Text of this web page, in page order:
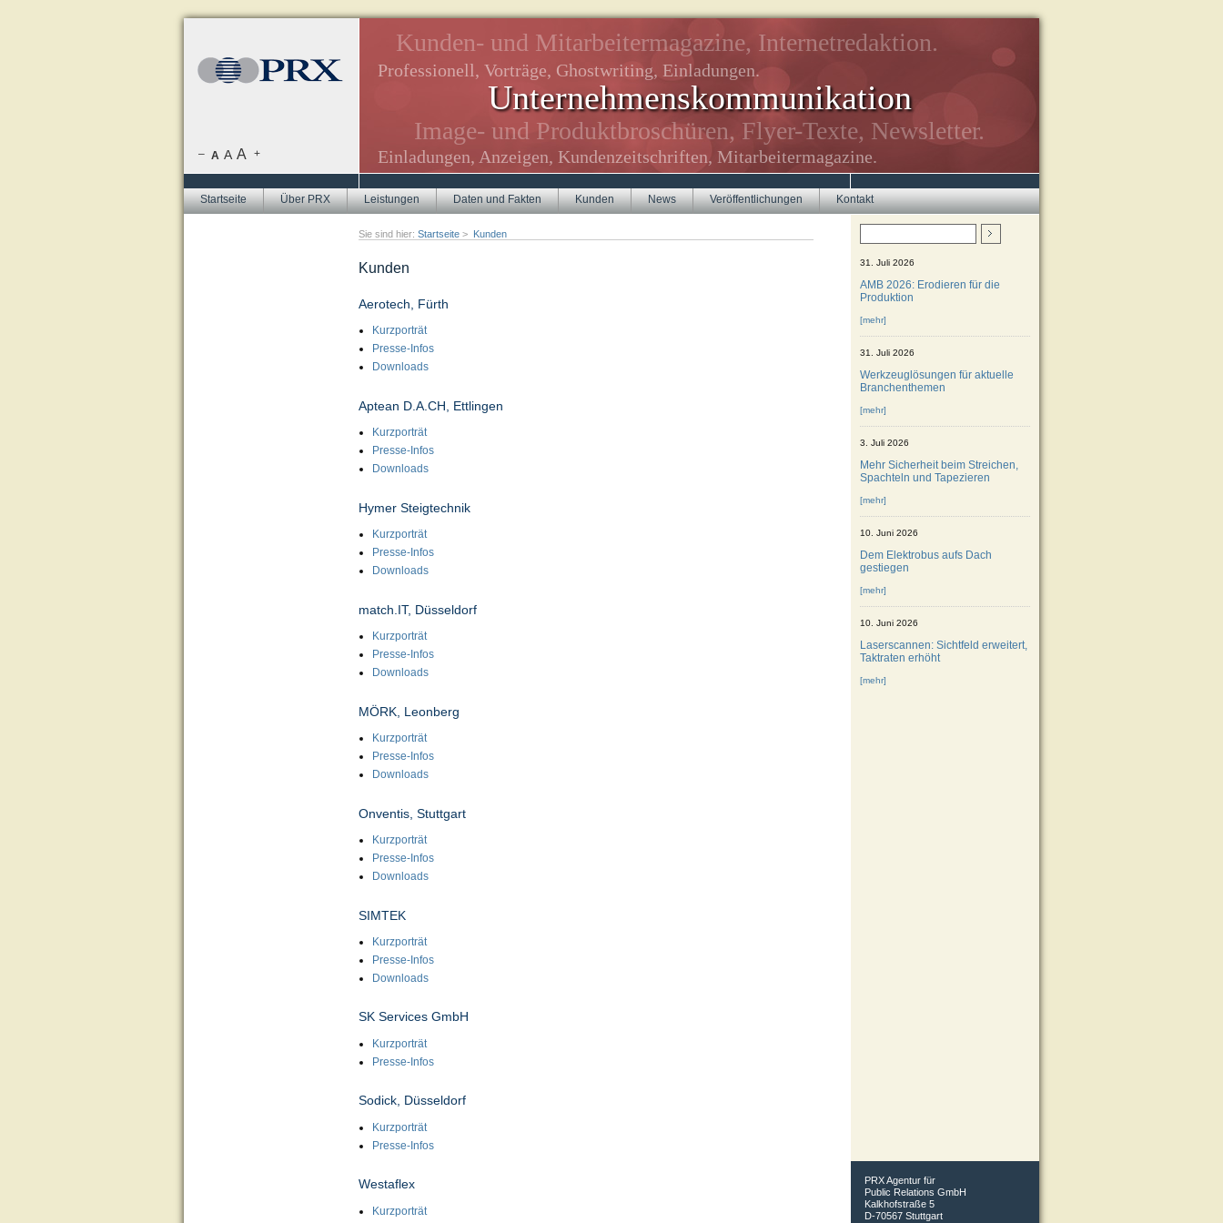
Startseite Über PRX Leistungen Daten und Fakten Kunden News Veröffentlichungen Kontakt
Sie sind hier: Startseite > Kunden
Kunden
Aerotech, Fürth
Kurzporträt
Presse-Infos
Downloads
Aptean D.A.CH, Ettlingen
Kurzporträt
Presse-Infos
Downloads
Hymer Steigtechnik
Kurzporträt
Presse-Infos
Downloads
match.IT, Düsseldorf
Kurzporträt
Presse-Infos
Downloads
MÖRK, Leonberg
Kurzporträt
Presse-Infos
Downloads
Onventis, Stuttgart
Kurzporträt
Presse-Infos
Downloads
SIMTEK
Kurzporträt
Presse-Infos
Downloads
SK Services GmbH
Kurzporträt
Presse-Infos
Sodick, Düsseldorf
Kurzporträt
Presse-Infos
Westaflex
Kurzporträt
31. Juli 2026
AMB 2026: Erodieren für die
Produktion
[mehr]
31. Juli 2026
Werkzeuglösungen für aktuelle
Branchenthemen
[mehr]
3. Juli 2026
Mehr Sicherheit beim Streichen,
Spachteln und Tapezieren
[mehr]
10. Juni 2026
Dem Elektrobus aufs Dach
gestiegen
[mehr]
10. Juni 2026
Laserscannen: Sichtfeld erweitert,
Taktraten erhöht
[mehr]
PRX Agentur für
Public Relations GmbH
Kalkhofstraße 5
D-70567 Stuttgart
Unternehmenskommunikation
Kunden- und Mitarbeitermagazine, Internetredaktion.
Professionell, Vorträge, Ghostwriting, Einladungen.
Image- und Produktbroschüren, Flyer-Texte, Newsletter.
Einladungen, Anzeigen, Kundenzeitschriften, Mitarbeitermagazine.
– A A A +